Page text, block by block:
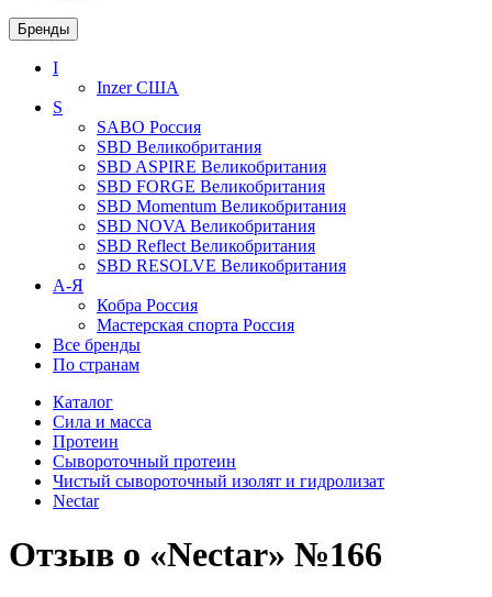
Бренды
I
InzerСША
S
SABO Россия
SBD Великобритания
SBD ASPIRE Великобритания
SBD FORGE Великобритания
SBD Momentum Великобритания
SBD NOVA Великобритания
SBD Reflect Великобритания
SBD RESOLVE Великобритания
А-Я
Кобра Россия
Мастерская спорта Россия
Все бренды
По странам
Каталог
Сила и масса
Протеин
Сывороточный протеин
Чистый сывороточный изолят и гидролизат
Nectar
Отзыв о «Nectar» №166